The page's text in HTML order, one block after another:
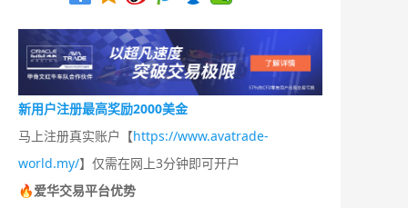
新用户注册最高奖励2000美金
马上注册真实账户【https://www.avatrade-
world.my/】仅需在网上3分钟即可开户
🔥爱华交易平台优势